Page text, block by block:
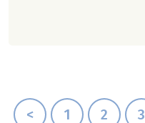
< 1 2 3